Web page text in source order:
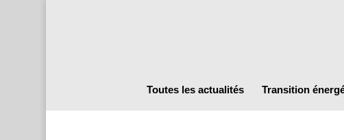
Toutes les actualités Transition